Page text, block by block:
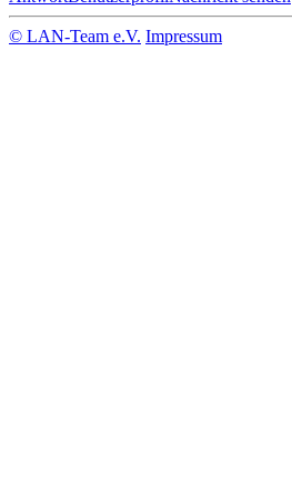
© LAN-Team e.V. Impressum